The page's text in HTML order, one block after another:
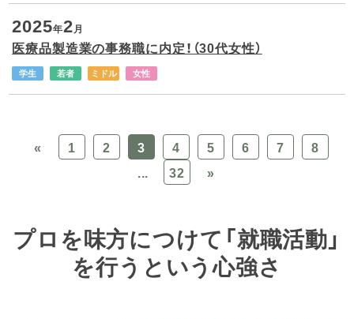
2025年2月
医療品製造業の事務職に内定！（30代女性）
学生 若者 ミドル 女性
« 1 2 3 4 5 6 7
8
...
32 »
プロを味方につけて「就職活動」
を行うという心強さ